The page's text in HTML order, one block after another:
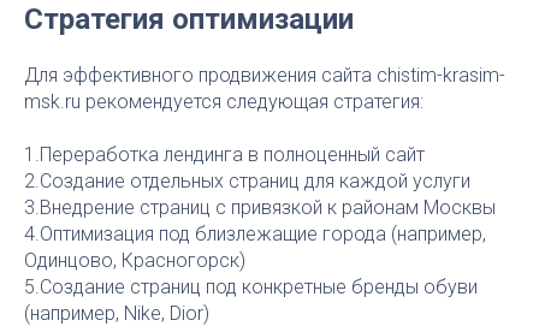
Стратегия оптимизации
Для эффективного продвижения сайта chistim-krasim-
msk.ru рекомендуется следующая стратегия:
1.Переработка лендинга в полноценный сайт
2.Создание отдельных страниц для каждой услуги
3.Внедрение страниц с привязкой к районам Москвы
4.Оптимизация под близлежащие города (например,
Одинцово, Красногорск)
5.Создание страниц под конкретные бренды обуви
(например, Nike, Dior)